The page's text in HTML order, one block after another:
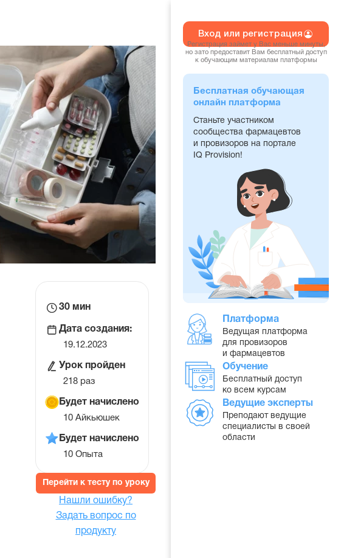
Время
урок
30 мин
Дата создания:
19.12.2023
Урок пройден
218 раз
Будет начислено
10 Айкьюшек
Будет начислено
10 Опыта
Перейти к тесту по уроку
Нашли ошибку?
Задать вопрос по
продукту
Вход или регистрация
Регистрация займет у Вас меньше минуты,
но зато предоставит Вам бесплатный доступ
к обучающим материалам платформы
Бесплатная обучающая
онлайн платформа
Станьте участником
сообщества фармацевтов
и провизоров на портале
IQ Provision!
Платформа
Ведущая платформа
для провизоров
и фармацевтов
Обучение
Бесплатный доступ
ко всем курсам
Ведущие эксперты
Преподают ведущие
специалисты в своей
области